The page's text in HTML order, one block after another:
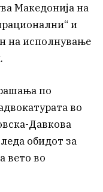
Македонија на
и
на исполнување
по
во
Давкова
обидот за
вето во